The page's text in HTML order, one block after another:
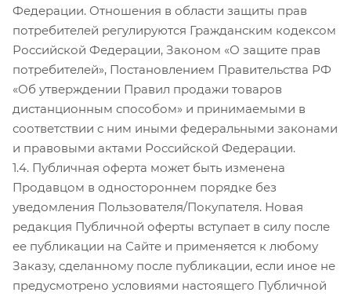
Федерации. Отношения в области защиты прав
потребителей регулируются Гражданским кодексом
Российской Федерации, Законом «О защите прав
потребителей», Постановлением Правительства РФ
«Об утверждении Правил продажи товаров
дистанционным способом» и принимаемыми в
соответствии с ним иными федеральными законами
и правовыми актами Российской Федерации.
1.4. Публичная оферта может быть изменена
Продавцом в одностороннем порядке без
уведомления Пользователя/Покупателя. Новая
редакция Публичной оферты вступает в силу после
ее публикации на Сайте и применяется к любому
Заказу, сделанному после публикации, если иное не
предусмотрено условиями настоящего Публичной